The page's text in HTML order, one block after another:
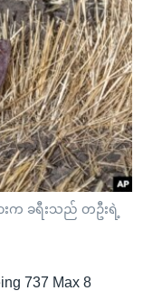
းက ခရီးသည် တဦးရဲ့
737 Max 8